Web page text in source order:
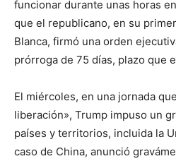
funcionar durante unas horas
que el republicano, en su
Blanca, firmó una orden
prórroga de 75 días, plazo que
El miércoles, en una jornada
liberación», Trump impuso un
países y territorios, incluida la
caso de China, anunció